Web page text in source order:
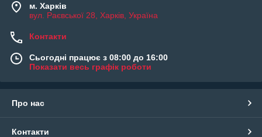
м. Харків
вул. Раєвської 28, Харків, Україна
Контакти
Сьогодні працює з 08:00 до 16:00
Показати весь графік роботи
Про нас
Контакти